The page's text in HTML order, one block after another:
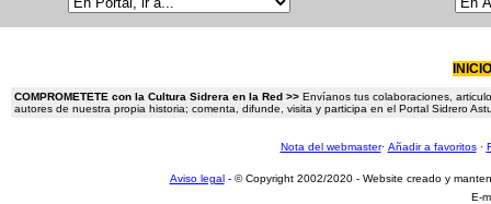
INICIO
COMPROMETETE con la Cultura Sidrera en la Red >> Envíanos tus colaboraciones,
autores de nuestra propia historia; comenta, difunde, visita y participa en el Portal Sidrero
Nota del webmaster· Añadir a favoritos·
Aviso legal- © Copyright 2002/2020 - Website creado y
E-